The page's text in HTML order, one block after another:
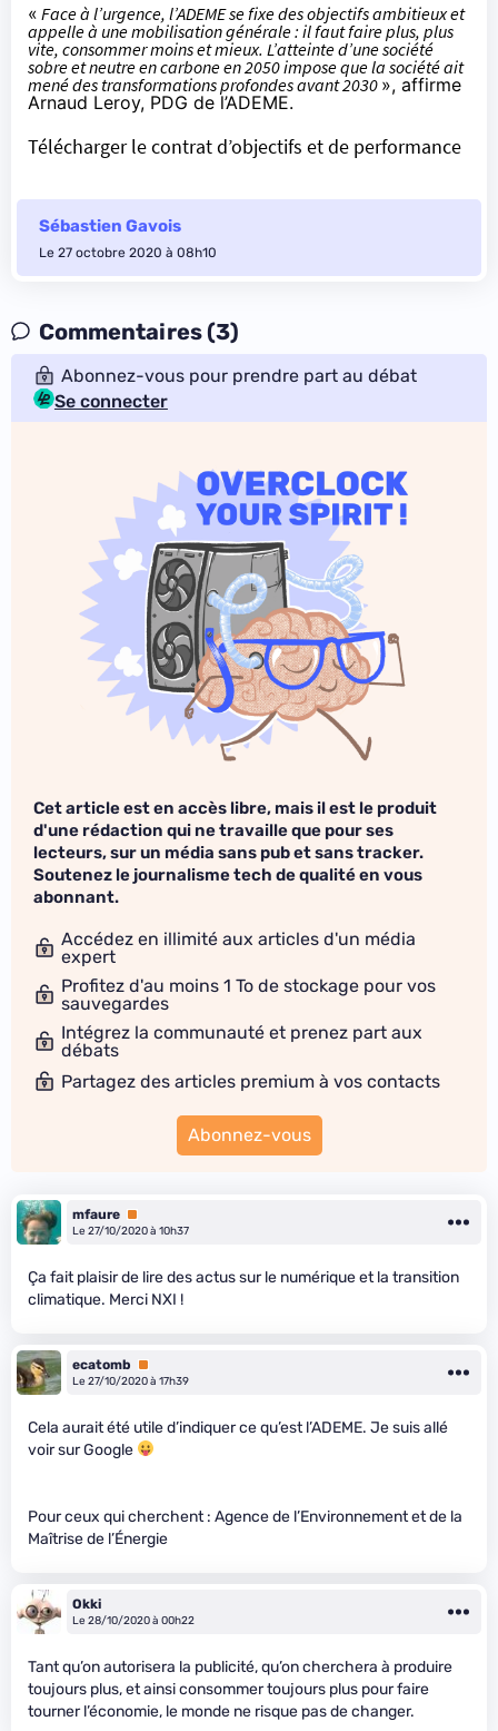
« Face à l’urgence, l’ADEME se fixe des objectifs ambitieux et
appelle à une mobilisation générale : il faut faire plus, plus
vite, consommer moins et mieux. L’atteinte d’une société
sobre et neutre en carbone en 2050 impose que la société ait
mené des transformations profondes avant 2030 », affirme
Arnaud Leroy, PDG de l’ADEME.
Télécharger le contrat d’objectifs et de performance
Sébastien Gavois
Le 27 octobre 2020 à 08h10
Commentaires (3)
Abonnez-vous pour prendre part au débat
Se connecter
Cet article est en accès libre, mais il est le produit
d'une rédaction qui ne travaille que pour ses
lecteurs, sur un média sans pub et sans tracker.
Soutenez le journalisme tech de qualité en vous
abonnant.
Accédez en illimité aux articles d'un média
expert
Profitez d'au moins 1 To de stockage pour vos
sauvegardes
Intégrez la communauté et prenez part aux
débats
Partagez des articles premium à vos contacts
Abonnez-vous
mfaure Premium
Le 27/10/2020 à 10h37
Ça fait plaisir de lire des actus sur le numérique et la transition
climatique. Merci NXI !
ecatomb
Premium
Le 27/10/2020 à 17h39
Cela aurait été utile d’indiquer ce qu’est l’ADEME. Je suis allé
voir sur Google
Pour ceux qui cherchent : Agence de l’Environnement et de la
Maîtrise de l’Énergie
Okki
Le 28/10/2020 à 00h22
Tant qu’on autorisera la publicité, qu’on cherchera à produire
toujours plus, et ainsi consommer toujours plus pour faire
tourner l’économie, le monde ne risque pas de changer.